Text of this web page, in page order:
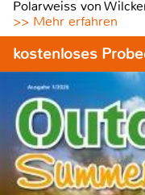
Polarweiss von
>> Mehr erfahren
kostenloses